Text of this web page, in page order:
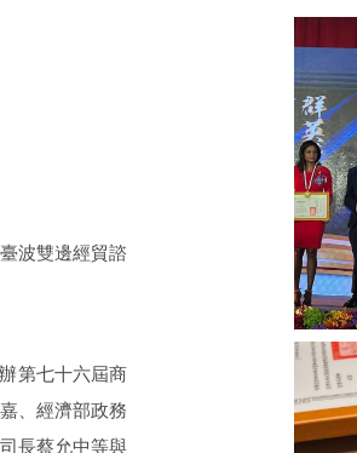
波雙邊經貿諮
第七十六屆商
、經濟部政務
長蔡允中等與